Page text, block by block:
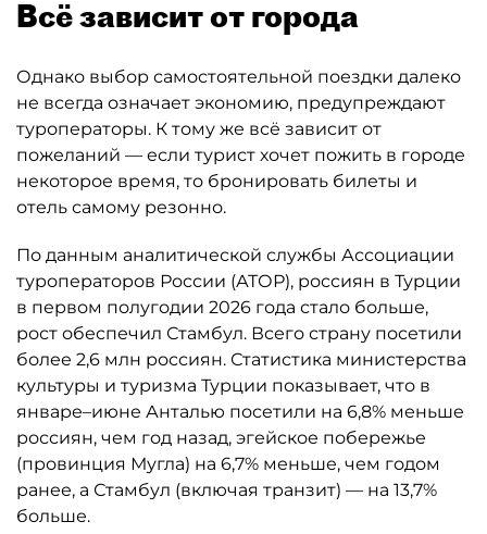
Всё зависит от города
Однако выбор самостоятельной поездки далеко
не всегда означает экономию, предупреждают
туроператоры. К тому же всё зависит от
пожеланий — если турист хочет пожить в городе
некоторое время, то бронировать билеты и
отель самому резонно.
По данным аналитической службы Ассоциации
туроператоров России (АТОР), россиян в Турции
в первом полугодии 2026 года стало больше,
рост обеспечил Стамбул. Всего страну посетили
более 2,6 млн россиян. Статистика министерства
культуры и туризма Турции показывает, что в
январе–июне Анталью посетили на 6,8% меньше
россиян, чем год назад, эгейское побережье
(провинция Мугла) на 6,7% меньше, чем годом
ранее, а Стамбул (включая транзит) — на 13,7%
больше.